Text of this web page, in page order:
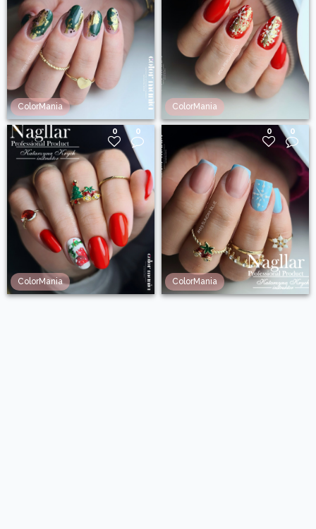
ColorMania ColorMania
0 0
ColorMania
0 0
ColorMania